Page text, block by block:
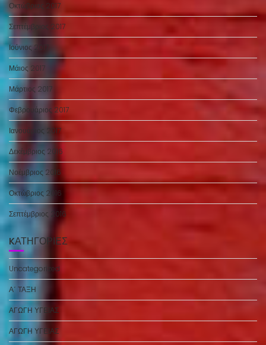
Οκτώβριος 2017
Σεπτέμβριος 2017
Ιούνιος 2017
Μάιος 2017
Μάρτιος 2017
Φεβρουάριος 2017
Ιανουάριος 2017
Δεκέμβριος 2016
Νοέμβριος 2016
Οκτώβριος 2016
Σεπτέμβριος 2016
KΑΤΗΓΟΡΊΕΣ
Uncategorized
Α΄ ΤΑΞΗ
ΑΓΩΓΗ ΥΓΕΙΑΣ
ΑΓΩΓΗ ΥΓΕΙΑΣ